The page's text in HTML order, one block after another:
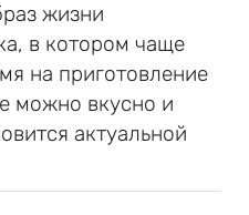
жизни
в котором чаще
на приготовление
можно вкусно и
актуальной